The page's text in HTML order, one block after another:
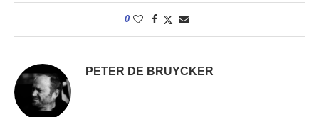
0
PETER DE BRUYCKER